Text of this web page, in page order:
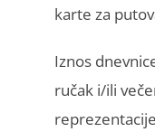
karte za
Iznos
ručak i/ili